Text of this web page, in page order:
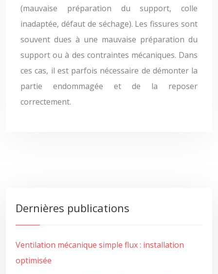
(mauvaise préparation du support, colle
inadaptée, défaut de séchage). Les fissures sont
souvent dues à une mauvaise préparation du
support ou à des contraintes mécaniques. Dans
ces cas, il est parfois nécessaire de démonter la
partie endommagée et de la reposer
correctement.
Dernières publications
Ventilation mécanique simple flux : installation
optimisée